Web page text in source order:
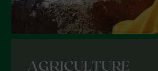
Dicembre 2021
Novembre 2021
Settembre 2021